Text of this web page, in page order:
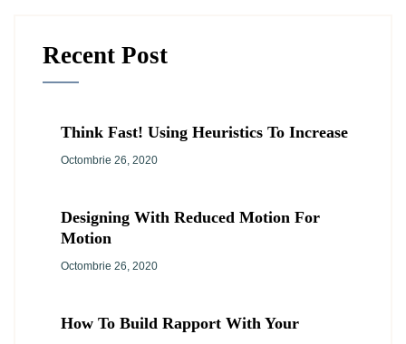
Recent Post
Think Fast! Using Heuristics To Increase
Octombrie 26, 2020
Designing With Reduced Motion For
Motion
Octombrie 26, 2020
How To Build Rapport With Your